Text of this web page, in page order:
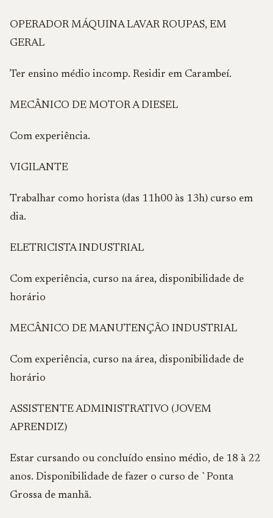
OPERADOR MÁQUINA LAVAR ROUPAS, EM
GERAL
Ter ensino médio incomp. Residir em Carambeí.
MECÂNICO DE MOTOR A DIESEL
Com experiência.
VIGILANTE
Trabalhar como horista (das 11h00 às 13h) curso em
dia.
ELETRICISTA INDUSTRIAL
Com experiência, curso na área, disponibilidade de
horário
MECÂNICO DE MANUTENÇÃO INDUSTRIAL
Com experiência, curso na área, disponibilidade de
horário
ASSISTENTE ADMINISTRATIVO (JOVEM
APRENDIZ)
Estar cursando ou concluído ensino médio, de 18 à 22
anos. Disponibilidade de fazer o curso de `Ponta
Grossa de manhã.